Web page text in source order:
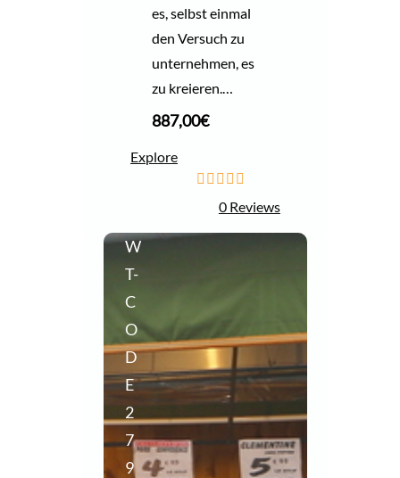
es, selbst einmal
den Versuch zu
unternehmen, es
zu kreieren.…
887,00€
Explore
u
0 Reviews
W
T-
C
O
D
E
2
7
9